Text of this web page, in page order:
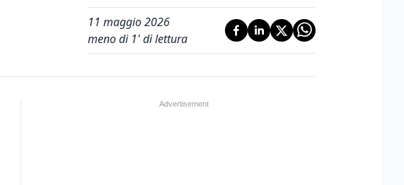
11 maggio 2026
meno di 1' di lettura